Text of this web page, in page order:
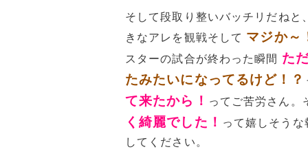
そして段取り整いバッチリだね
きなアレを観戦そして マジか～
スターの試合が終わった瞬間 た
たみたいになってるけど！？
て来たから！ ってご苦労さん。
く綺麗でした！ って嬉しそう
してください。